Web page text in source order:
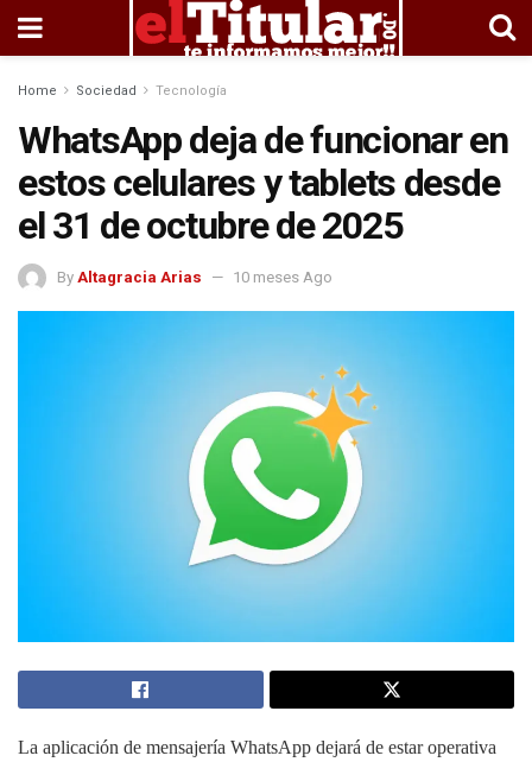
Home Sociedad Tecnología
WhatsApp deja de funcionar en
estos celulares y tablets desde
el 31 de octubre de 2025
By Altagracia Arias 10 meses Ago
La aplicación de mensajería WhatsApp dejará de estar operativa